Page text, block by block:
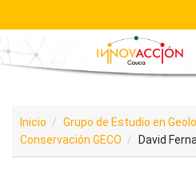
Pasar al contenido principal
Inicio
Grupo de Estudio en
Conservación GECO
David